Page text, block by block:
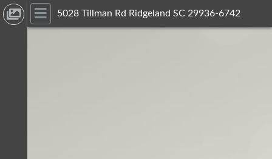
5028 Tillman Rd Ridgeland SC 29936-6742